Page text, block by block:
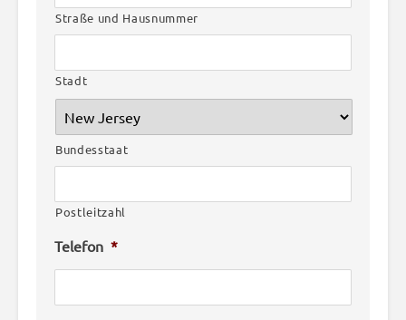
Straße und Hausnummer
Stadt
Bundesstaat
Postleitzahl
Telefon *